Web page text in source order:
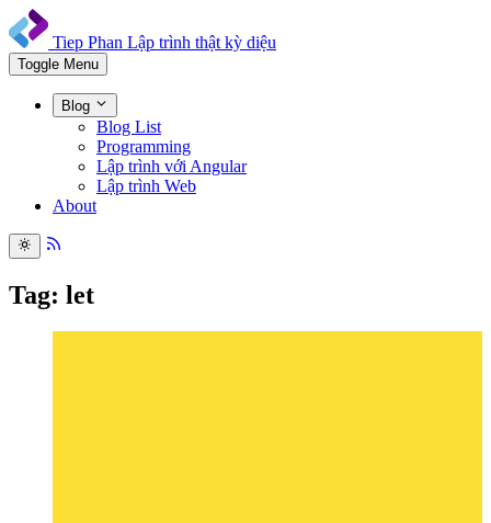
Tiep Phan Lập trình thật kỳ diệu
Toggle Menu
Blog
Blog List
Programming
Lập trình với Angular
Lập trình Web
About
Tag: let